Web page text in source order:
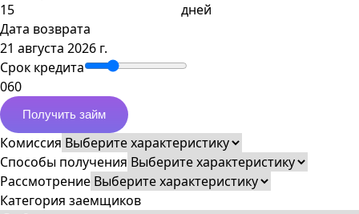
дней
Дата возврата
21 августа 2026 г.
Срок кредита
060
Получить займ
Комиссия
Способы получения
Рассмотрение
Категория заемщиков